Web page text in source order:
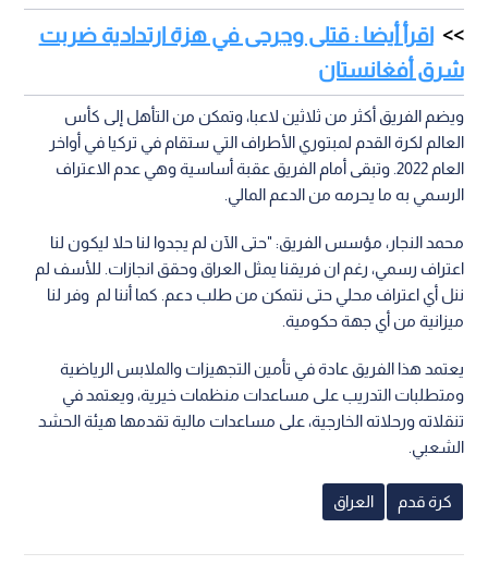
اقرأ أيضا : قتلى وجرحى في هزة ارتدادية ضربت
شرق أفغانستان
ويضم الفريق أكثر من ثلاثين لاعبا، وتمكن من التأهل إلى كأس
العالم لكرة القدم لمبتوري الأطراف التي ستقام في تركيا في أواخر
العام 2022. وتبقى أمام الفريق عقبة أساسية وهي عدم الاعتراف
الرسمي به ما يحرمه من الدعم المالي.
محمد النجار، مؤسس الفريق: "حتى الآن لم يجدوا لنا حلا ليكون لنا
اعتراف رسمي، رغم ان فريقنا يمثل العراق وحقق انجازات. للأسف لم
ننل أي اعتراف محلي حتى نتمكن من طلب دعم. كما أننا لم وفر لنا
ميزانية من أي جهة حكومية.
يعتمد هذا الفريق عادة في تأمين التجهيزات والملابس الرياضية
ومتطلبات التدريب على مساعدات منظمات خيرية، ويعتمد في
تنقلاته ورحلاته الخارجية، على مساعدات مالية تقدمها هيئة الحشد
الشعبي.
كرة قدم العراق